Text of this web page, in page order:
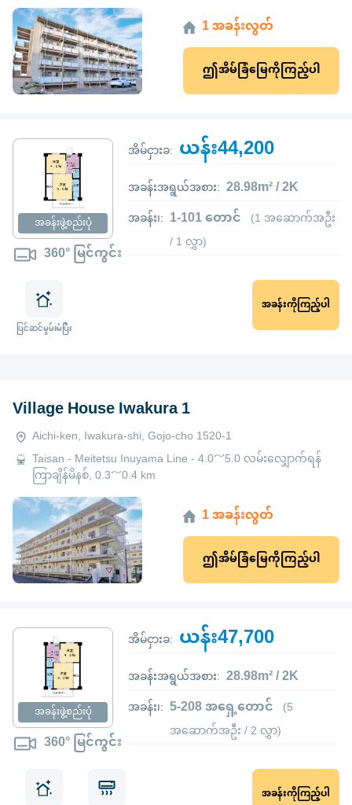
1 အခန်းလွတ်
ဤအိမ်ခြံမြေကိုကြည့်ပါ
အခန်းဖွဲ့စည်းပုံ
360° မြင်ကွင်း
အိမ်ငှားခ: ယန်း44,200
အခန်းအရွယ်အစား: 28.98m² / 2K
အခန်း၊: 1-101 တောင် (1 အဆောက်အဦး
/ 1 လွှာ)
ပြင်ဆင်မွမ်းမံပြီး
အခန်းကိုကြည့်ပါ
Village House Iwakura 1
Aichi-ken, Iwakura-shi, Gojo-cho 1520-1
Taisan - Meitetsu Inuyama Line - 4.0～5.0 လမ်းလျှောက်ရန်
ကြာချိန်မိနစ်, 0.3～0.4 km
1 အခန်းလွတ်
ဤအိမ်ခြံမြေကိုကြည့်ပါ
အခန်းဖွဲ့စည်းပုံ
360° မြင်ကွင်း
အိမ်ငှားခ: ယန်း47,700
အခန်းအရွယ်အစား: 28.98m² / 2K
အခန်း၊: 5-208 အရှေ့တောင် (5
အဆောက်အဦး / 2 လွှာ)
အခန်းကိုကြည့်ပါ